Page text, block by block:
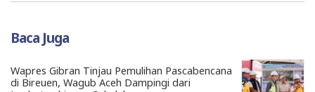
Baca Juga
Wapres Gibran Tinjau Pemulihan Pascabencana
di Bireuen, Wagub Aceh Dampingi dari